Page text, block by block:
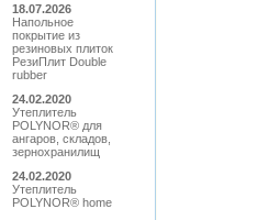
18.07.2026
Напольное
покрытие из
резиновых плиток
РезиПлит Double
rubber
24.02.2020
Утеплитель
POLYNOR® для
ангаров, складов,
зернохранилищ
24.02.2020
Утеплитель
POLYNOR® home